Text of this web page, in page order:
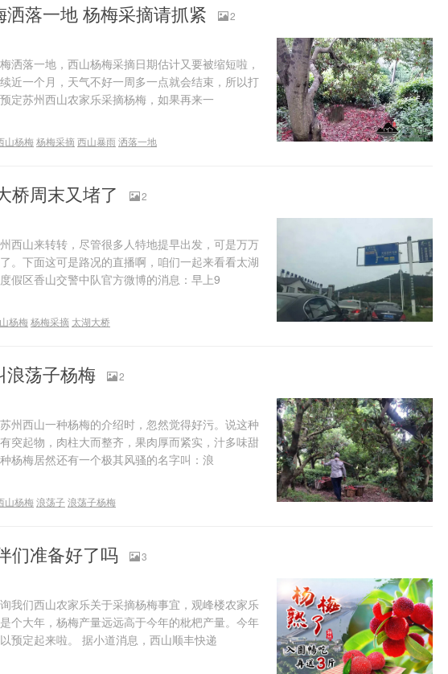
落一地 杨梅采摘请抓紧
2
洒落一地，西山杨梅采摘日期估计又要被缩短啦，
近一个月，天气不好一周多一点就会结束，所以打
定苏州西山农家乐采摘杨梅，如果再来一
山杨梅杨梅采摘西山暴雨 洒落一地
桥周末又堵了
2
西山来转转，尽管很多人特地提早出发，可是万万
。下面这可是路况的直播啊，咱们一起来看看太湖
假区香山交警中队官方微博的消息：早上9
杨梅杨梅采摘 太湖大桥
浪荡子杨梅
2
州西山一种杨梅的介绍时，忽然觉得好污。说这种
突起物，肉柱大而整齐，果肉厚而紧实，汁多味甜
杨梅居然还有一个极其风骚的名字叫：浪
山杨梅浪荡子浪荡子杨梅
们准备好了吗
3
我们西山农家乐关于采摘杨梅事宜，观峰楼农家乐
个大年，杨梅产量远远高于今年的枇杷产量。今年
预定起来啦。 据小道消息，西山顺丰快递